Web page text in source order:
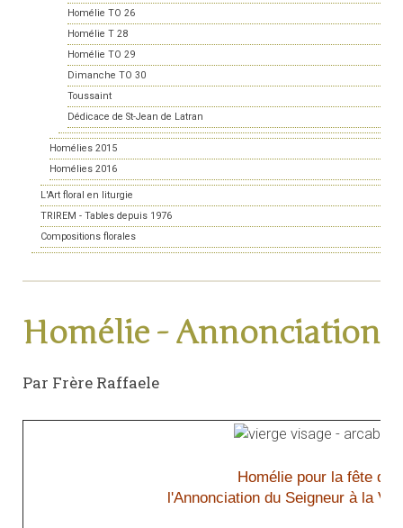
Homélie TO 26
Homélie T 28
Homélie TO 29
Dimanche TO 30
Toussaint
Dédicace de St-Jean de Latran
Homélies 2015
Homélies 2016
L'Art floral en liturgie
TRIREM - Tables depuis 1976
Compositions florales
Homélie - Annonciation
Par Frère Raffaele
Homélie pour la fête de
l'Annonciation du Seigneur à la